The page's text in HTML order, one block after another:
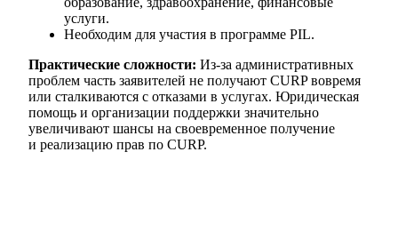
услуги.
Необходим для участия в программе PIL.
Практические сложности: Из-за административных
проблем часть заявителей не получают CURP вовремя
или сталкиваются с отказами в услугах. Юридическая
помощь и организации поддержки значительно
увеличивают шансы на своевременное получение
и реализацию прав по CURP.